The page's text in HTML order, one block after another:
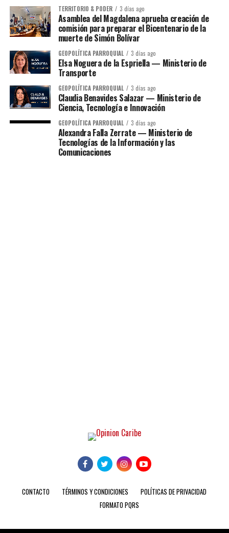
TERRITORIO & PODER 3 días ago
Asamblea del Magdalena aprueba creación de
comisión para preparar el Bicentenario de la
muerte de Simón Bolívar
GEOPOLÍTICA PARROQUIAL 3 días ago
Elsa Noguera de la Espriella — Ministerio de
Transporte
GEOPOLÍTICA PARROQUIAL 3 días ago
Claudia Benavides Salazar — Ministerio de
Ciencia, Tecnología e Innovación
GEOPOLÍTICA PARROQUIAL 3 días ago
Alexandra Falla Zerrate — Ministerio de
Tecnologías de la Información y las
Comunicaciones
CONTACTO TÉRMINOS Y CONDICIONES
POLÍTICAS DE PRIVACIDAD
FORMATO PQRS